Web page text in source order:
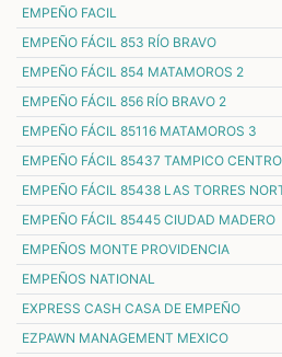
EMPEÑO FACIL
EMPEÑO FÁCIL 853 RÍO BRAVO
EMPEÑO FÁCIL 854 MATAMOROS 2
EMPEÑO FÁCIL 856 RÍO BRAVO 2
EMPEÑO FÁCIL 85116 MATAMOROS 3
EMPEÑO FÁCIL 85437 TAMPICO CENTRO
EMPEÑO FÁCIL 85438 LAS TORRES
EMPEÑO FÁCIL 85445 CIUDAD MADERO
EMPEÑOS MONTE PROVIDENCIA
EMPEÑOS NATIONAL
EXPRESS CASH CASA DE EMPEÑO
EZPAWN MANAGEMENT MEXICO